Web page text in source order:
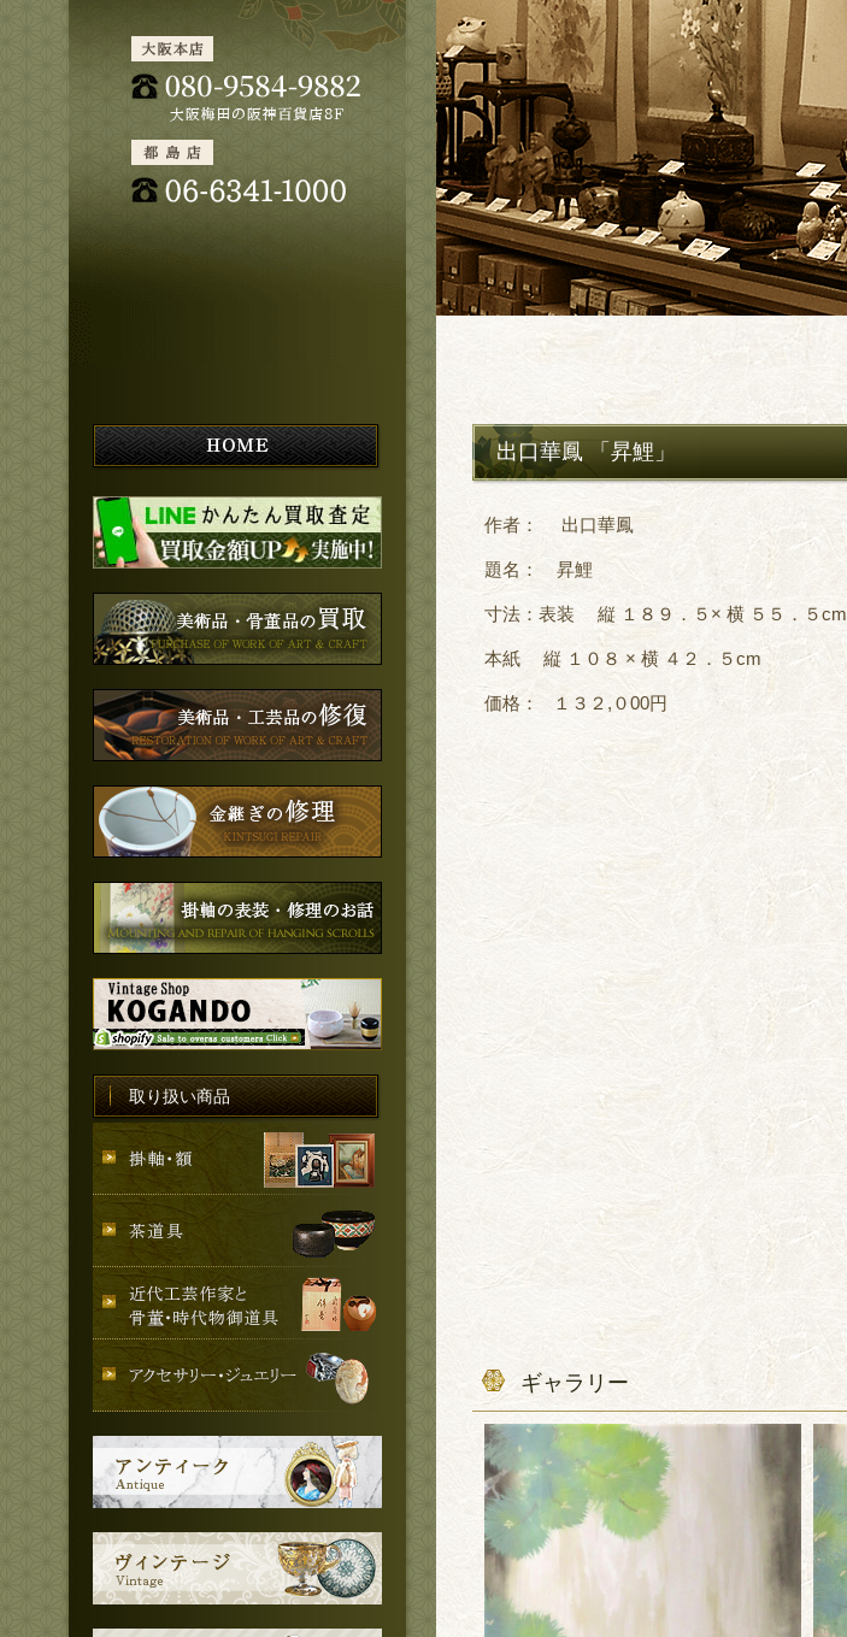
取り扱い商品
出口華鳳 「昇鯉」
作者： 出口華鳳
題名： 昇鯉
寸法：表装 縦 １８９．５× 横 ５５．５cm
本紙 縦 １０８ × 横 ４２．５cm
価格： １３２,０00円
ギャラリー